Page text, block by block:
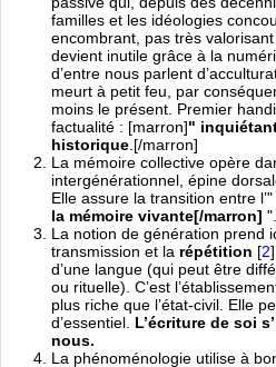
familles et les idéologies
encombrant, pas très
devient inutile grâce à la
d’entre nous parlent
meurt à petit feu, par
moins le présent. Premier
factualité : [marron]"
historique .[/marron]
La mémoire collective opère
intergénérationnel, épine
Elle assure la transition entre l’"
la mémoire vivante[/marron]
La notion de génération prend
transmission et la répétition [2]
d’une langue (qui peut être
ou rituelle). C’est
plus riche que l’état-civil. Elle
d’essentiel. L’écriture de soi
nous.
La phénoménologie utilise à